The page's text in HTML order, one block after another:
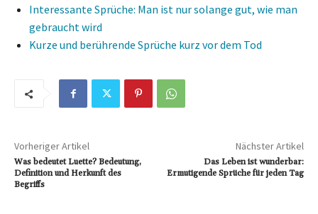
Interessante Sprüche: Man ist nur solange gut, wie man
gebraucht wird
Kurze und berührende Sprüche kurz vor dem Tod
Vorheriger Artikel
Was bedeutet Luette? Bedeutung,
Definition und Herkunft des
Begriffs
Nächster Artikel
Das Leben ist wunderbar:
Ermutigende Sprüche für jeden Tag